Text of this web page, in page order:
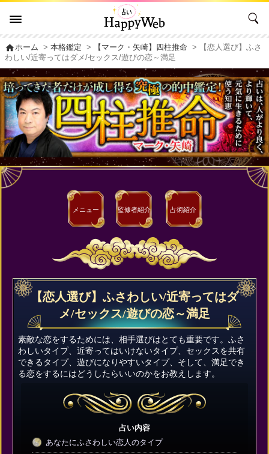
homeホーム >本格鑑定 > 【マーク・矢崎】四柱推命
> 【恋人選び】ふさ
わしい/近寄ってはダメ/セックス/遊びの恋～満足
メニュー 監修者紹介 占術紹介
【恋人選び】ふさわしい/近寄ってはダ
メ/セックス/遊びの恋～満足
素敵な恋をするためには、相手選びはとても重要です。ふさ
わしいタイプ、近寄ってはいけないタイプ、セックスを共有
できるタイプ、遊びになりやすいタイプ、そして、満足でき
る恋をするにはどうしたらいいのかをお教えします。
占い内容
あなたにふさわしい恋人のタイプ